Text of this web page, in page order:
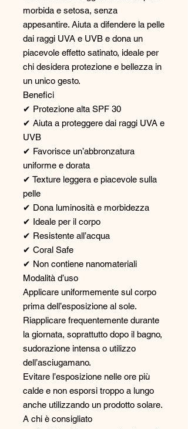
morbida e setosa, senza
appesantire. Aiuta a difendere la pelle
dai raggi UVA e UVB e dona un
piacevole effetto satinato, ideale per
chi desidera protezione e bellezza in
un unico gesto.
Benefici
✔ Protezione alta SPF 30
✔ Aiuta a proteggere dai raggi UVA e
UVB
✔ Favorisce un’abbronzatura
uniforme e dorata
✔ Texture leggera e piacevole sulla
pelle
✔ Dona luminosità e morbidezza
✔ Ideale per il corpo
✔ Resistente all’acqua
✔ Coral Safe
✔ Non contiene nanomateriali
Modalità d’uso
Applicare uniformemente sul corpo
prima dell’esposizione al sole.
Riapplicare frequentemente durante
la giornata, soprattutto dopo il bagno,
sudorazione intensa o utilizzo
dell’asciugamano.
Evitare l’esposizione nelle ore più
calde e non esporsi troppo a lungo
anche utilizzando un prodotto solare.
A chi è consigliato